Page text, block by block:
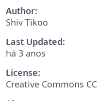
Author:
Shiv Tikoo
Last Updated:
há 3 anos
License:
Creative Commons